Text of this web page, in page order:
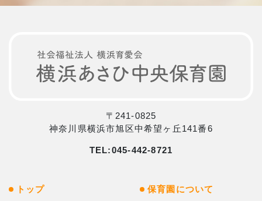
〒241-0825
神奈川県横浜市旭区中希望ヶ丘141番6
TEL:045-442-8721
トップ 保育園について